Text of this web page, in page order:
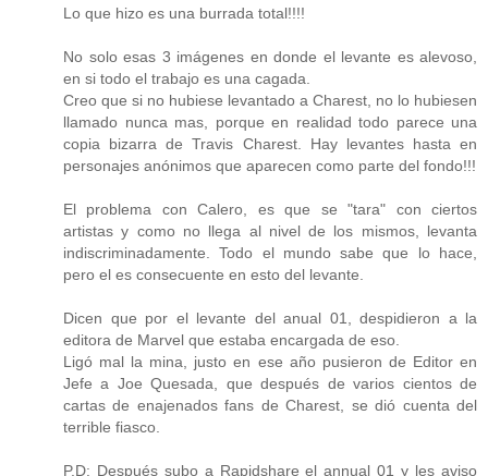
Lo que hizo es una burrada total!!!!
No solo esas 3 imágenes en donde el levante es alevoso,
en si todo el trabajo es una cagada.
Creo que si no hubiese levantado a Charest, no lo hubiesen
llamado nunca mas, porque en realidad todo parece una
copia bizarra de Travis Charest. Hay levantes hasta en
personajes anónimos que aparecen como parte del fondo!!!
El problema con Calero, es que se "tara" con ciertos
artistas y como no llega al nivel de los mismos, levanta
indiscriminadamente. Todo el mundo sabe que lo hace,
pero el es consecuente en esto del levante.
Dicen que por el levante del anual 01, despidieron a la
editora de Marvel que estaba encargada de eso.
Ligó mal la mina, justo en ese año pusieron de Editor en
Jefe a Joe Quesada, que después de varios cientos de
cartas de enajenados fans de Charest, se dió cuenta del
terrible fiasco.
P.D: Después subo a Rapidshare el annual 01 y les aviso